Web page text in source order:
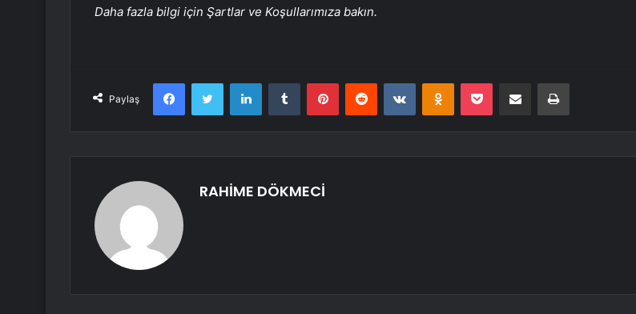
Daha fazla bilgi için Şartlar ve Koşullarımıza bakın.
Paylaş
FacebookTwitter LinkedInTumblr PinterestReddit VKontakteOdnoklassniki
Pocket E-Posta ile paylaş Yazdır
RAHİME DÖKMECİ